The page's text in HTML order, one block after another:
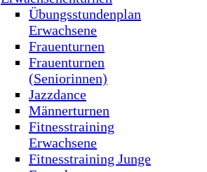
Übungsstundenplan
Erwachsene
Frauenturnen
Frauenturnen
(Seniorinnen)
Jazzdance
Männerturnen
Fitnesstraining
Erwachsene
Fitnesstraining Junge